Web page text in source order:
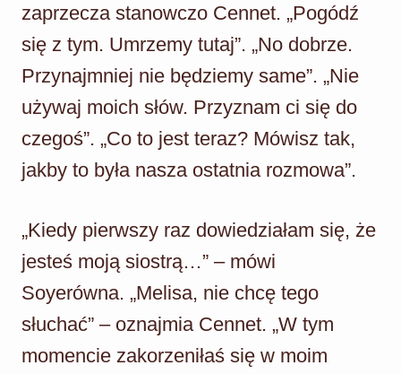
zaprzecza stanowczo Cennet. „Pogódź
się z tym. Umrzemy tutaj”. „No dobrze.
Przynajmniej nie będziemy same”. „Nie
używaj moich słów. Przyznam ci się do
czegoś”. „Co to jest teraz? Mówisz tak,
jakby to była nasza ostatnia rozmowa”.
„Kiedy pierwszy raz dowiedziałam się, że
jesteś moją siostrą…” – mówi
Soyerówna. „Melisa, nie chcę tego
słuchać” – oznajmia Cennet. „W tym
momencie zakorzeniłaś się w moim